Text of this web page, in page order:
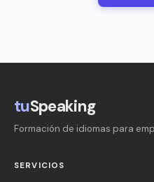
tuSpeaking
Formación de idiomas para
SERVICIOS